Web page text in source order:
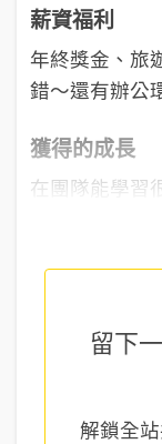
薪資福利
年終獎金、旅
錯～還有辦公
獲得的成長
在團隊能學習
留下
解鎖全